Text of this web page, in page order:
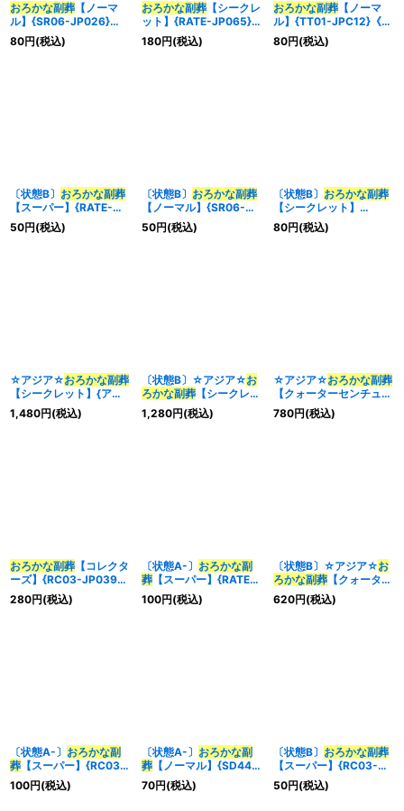
おろかな副葬 【ノーマ
ル】{SR06-JP026}
《魔法》
80円(税込)
おろかな副葬【シークレ
ット】{RATE-JP065}
《魔法》
180円(税込)
おろかな副葬【ノーマ
ル】{TT01-JPC12}《魔
法》
80円(税込)
〔状態B〕 おろかな副葬
【スーパー】{RATE-
JP065}《魔法》
50円(税込)
〔状態B〕 おろかな副葬
【ノーマル】{SR06-
JP026}《魔法》
50円(税込)
〔状態B〕 おろかな副葬
【シークレット】
{RATE-JP065}《魔法》
80円(税込)
☆アジア☆おろかな副葬
【シークレット】{アジ
アRATE-JP065}《魔
法》
1,480円(税込)
〔状態B〕☆アジア☆お
ろかな副葬【シークレッ
ト】{アジアRATE-
JP065}《魔法》
1,280円(税込)
☆アジア☆おろかな副葬
【クォーターセンチュリ
ーシークレット】{アジ
アQCAC-JP093}《魔
780円(税込)
おろかな副葬 【コレクタ
ーズ】{RC03-JP039}
《魔法》
280円(税込)
〔状態A-〕 おろかな副
葬【スーパー】{RATE-
JP065}《魔法》
100円(税込)
〔状態B〕☆アジア☆お
ろかな副葬【クォーター
センチュリーシークレッ
ト】{アジアQCAC-
620円(税込)
〔状態A-〕 おろかな副
葬 【スーパー】{RC03-
JP039}《魔法》
100円(税込)
〔状態A-〕 おろかな副
葬【ノーマル】{SD44-
JP030}《魔法》
70円(税込)
〔状態B〕 おろかな副葬
【スーパー】{RC03-
JP039}《魔法》
50円(税込)